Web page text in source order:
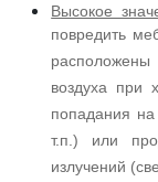
Высокое
повредить
воздуха при
попадания
т.п.) или
излучений